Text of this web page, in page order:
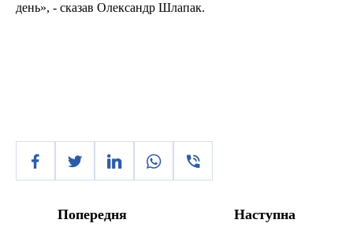
день», - сказав Олександр Шлапак.
Попередня Наступна